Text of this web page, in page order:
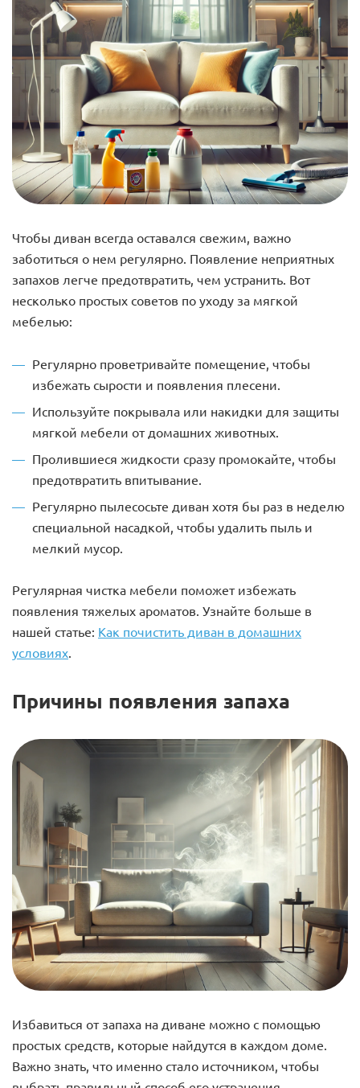
Чтобы диван всегда оставался свежим, важно
заботиться о нем регулярно. Появление неприятных
запахов легче предотвратить, чем устранить. Вот
несколько простых советов по уходу за мягкой
мебелью:
Регулярно проветривайте помещение, чтобы
избежать сырости и появления плесени.
Используйте покрывала или накидки для защиты
мягкой мебели от домашних животных.
Пролившиеся жидкости сразу промокайте, чтобы
предотвратить впитывание.
Регулярно пылесосьте диван хотя бы раз в неделю
специальной насадкой, чтобы удалить пыль и
мелкий мусор.
Регулярная чистка мебели поможет избежать
появления тяжелых ароматов. Узнайте больше в
нашей статье: Как почистить диван в домашних
условиях.
Причины появления запаха
Избавиться от запаха на диване можно с помощью
простых средств, которые найдутся в каждом доме.
Важно знать, что именно стало источником, чтобы